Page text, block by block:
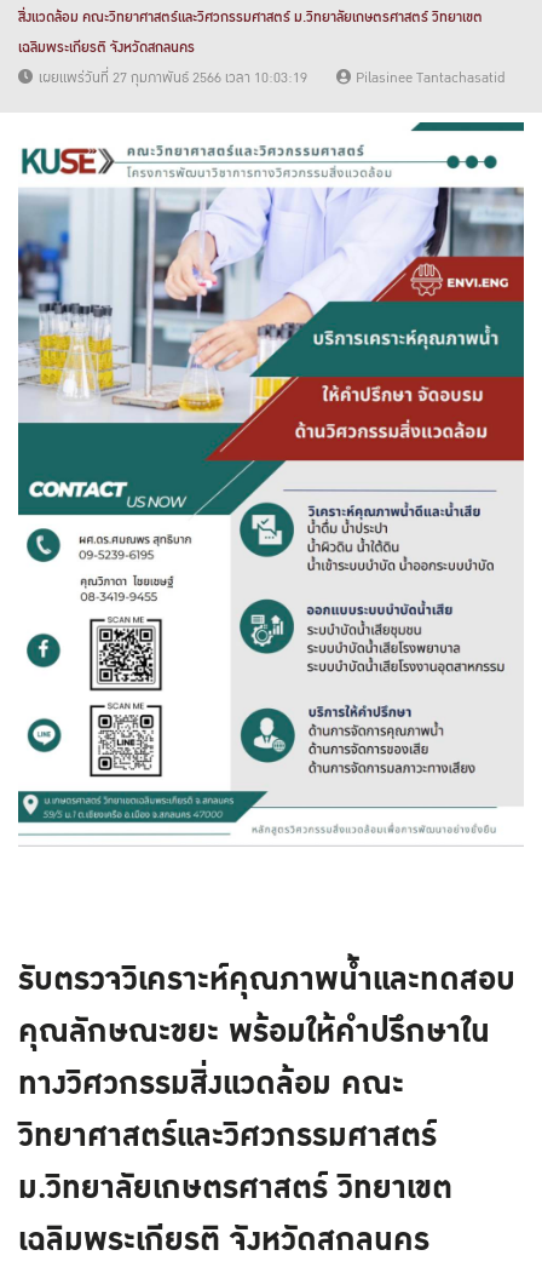
สิ่งแวดล้อม คณะวิทยาศาสตร์และวิศวกรรมศาสตร์ ม.วิทยาลัยเกษตรศาสตร์ วิทยาเขต
เฉลิมพระเกียรติ จังหวัดสกลนคร
เผยแพร่วันที่ 27 กุมภาพันธ์ 2566 เวลา 10:03:19
Pilasinee Tantachasatid
รับตรวจวิเคราะห์คุณภาพน้ำและทดสอบ
คุณลักษณะขยะ พร้อมให้คำปรึกษาใน
ทางวิศวกรรมสิ่งแวดล้อม คณะ
วิทยาศาสตร์และวิศวกรรมศาสตร์
ม.วิทยาลัยเกษตรศาสตร์ วิทยาเขต
เฉลิมพระเกียรติ จังหวัดสกลนคร